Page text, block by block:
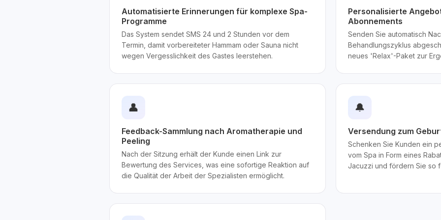
Automatisierte Erinnerungen für komplexe Spa-
Programme
Das System sendet SMS 24 und 2 Stunden vor dem
Termin, damit vorbereiteter Hammam oder Sauna nicht
wegen Vergesslichkeit des Gastes leerstehen.
Personalisierte
Abonnements
Senden Sie automatisch
Behandlungszyklus
neues 'Relax'-Paket zur
👤
Feedback-Sammlung nach Aromatherapie und
Peeling
Nach der Sitzung erhält der Kunde einen Link zur
Bewertung des Services, was eine sofortige Reaktion auf
die Qualität der Arbeit der Spezialisten ermöglicht.
🔔
Versendung zum
Schenken Sie Kunden ein
vom Spa in Form eines
Jacuzzi und fördern Sie so